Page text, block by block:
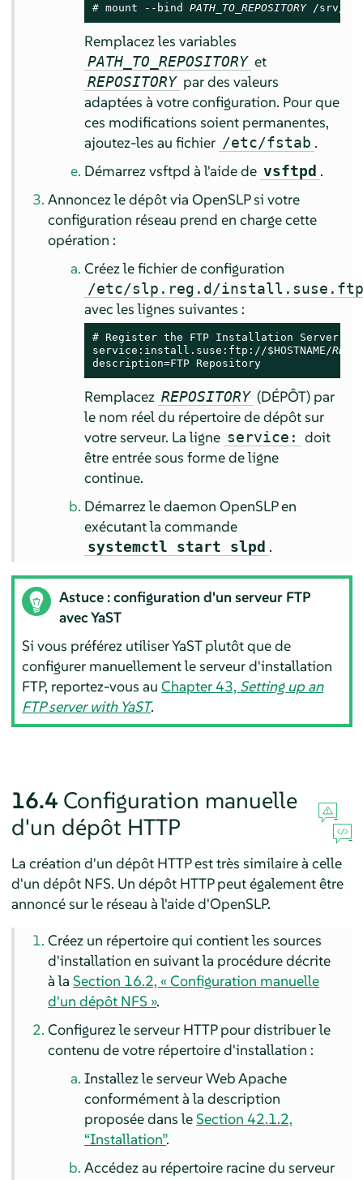
# mount --bind PATH_TO_REPOSITORY /srv/
Remplacez les variables
PATH_TO_REPOSITORY et
REPOSITORY par des valeurs
adaptées à votre configuration. Pour que
ces modifications soient permanentes,
ajoutez-les au fichier /etc/fstab .
Démarrez vsftpd à l'aide de vsftpd .
Annoncez le dépôt via OpenSLP si votre
configuration réseau prend en charge cette
opération :
Créez le fichier de configuration
/etc/slp.reg.d/
avec les lignes suivantes :
# Register the FTP Installation Server
service:install.suse:ftp://$HOSTNAME/
description=FTP Repository
Remplacez REPOSITORY (DÉPÔT) par
le nom réel du répertoire de dépôt sur
votre serveur. La ligne service: doit
être entrée sous forme de ligne
continue.
Démarrez le daemon OpenSLP en
exécutant la commande
systemctl start slpd .
Astuce : configuration d'un serveur FTP
avec YaST
Si vous préférez utiliser YaST plutôt que de
configurer manuellement le serveur d'installation
FTP, reportez-vous auChapter 43, Setting up an
FTP server with YaST.
16.4 Configuration manuelle
d'un dépôt HTTP
La création d'un dépôt HTTP est très similaire à celle
d'un dépôt NFS. Un dépôt HTTP peut également être
annoncé sur le réseau à l'aide d'OpenSLP.
Créez un répertoire qui contient les sources
d'installation en suivant la procédure décrite
à laSection 16.2, « Configuration manuelle
d'un dépôt NFS ».
Configurez le serveur HTTP pour distribuer le
contenu de votre répertoire d'installation :
Installez le serveur Web Apache
conformément à la description
proposée dans leSection 42.1.2,
“Installation”.
Accédez au répertoire racine du serveur